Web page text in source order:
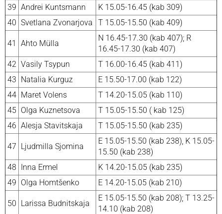
39 Andrei Kuntsmann
K 15.05-16.45 (kab 309)
40 Svetlana Zvonarjova T 15.05-15.50 (kab 409)
41 Ahto Mülla
N 16.45-17.30 (kab 407); R
16.45-17.30 (kab 407)
42 Vasily Tsypun
T 16.00-16.45 (kab 411)
43 Natalia Kurguz
E 15.50-17.00 (kab 122)
44 Maret Volens
T 14.20-15.05 (kab 110)
45 Olga Kuznetsova
T 15.05-15.50 ( kab 125)
46 Alesja Stavitskaja T 15.05-15.50 (kab 235)
47 Ljudmilla Sjomina
E 15.05-15.50 (kab 238), K 15.05-
15.50 (kab 238)
48 Inna Ermel
K 14.20-15.05 (kab 235)
49 Olga Homtšenko E 14.20-15.05 (kab 210)
50 Larissa Budnitskaja
E 15.05-15.50 (kab 208); T 13.25-
14.10 (kab 208)